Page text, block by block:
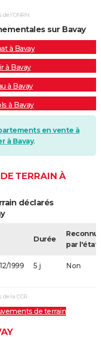
de l'ONRN
sur Bavay
à Bavay
à Bavay
à Bavay
à Bavay
en vente à
à Bavay.
TERRAIN À
déclarés
Durée
par l'état
1999 5 j Non
la CCR
de terrain